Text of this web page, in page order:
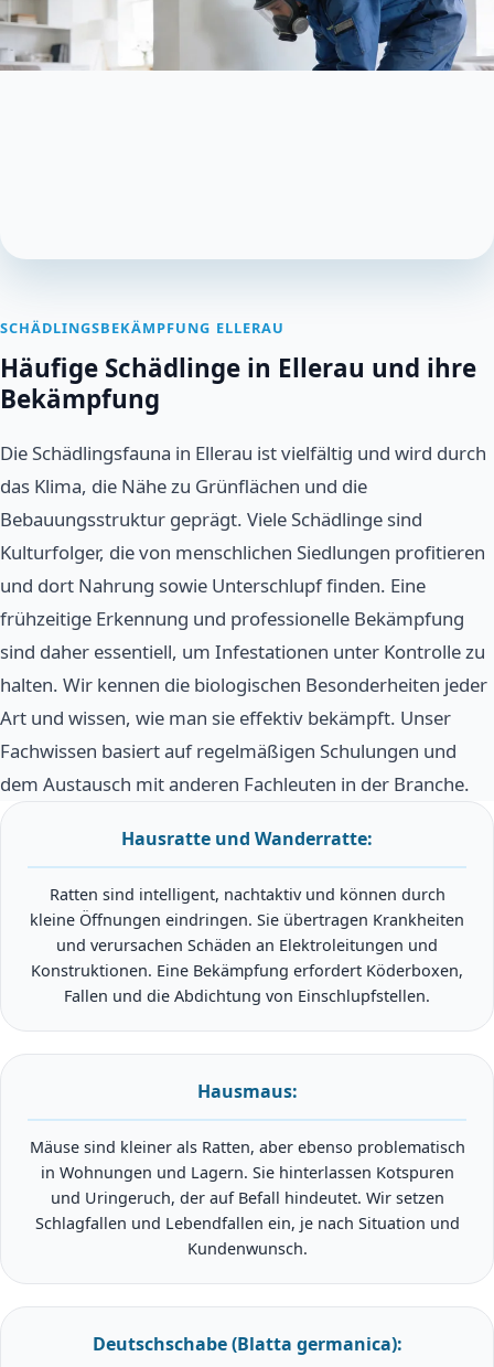
SCHÄDLINGSBEKÄMPFUNG ELLERAU
Häufige Schädlinge in Ellerau und ihre
Bekämpfung
Die Schädlingsfauna in Ellerau ist vielfältig und wird durch
das Klima, die Nähe zu Grünflächen und die
Bebauungsstruktur geprägt. Viele Schädlinge sind
Kulturfolger, die von menschlichen Siedlungen profitieren
und dort Nahrung sowie Unterschlupf finden. Eine
frühzeitige Erkennung und professionelle Bekämpfung
sind daher essentiell, um Infestationen unter Kontrolle zu
halten. Wir kennen die biologischen Besonderheiten jeder
Art und wissen, wie man sie effektiv bekämpft. Unser
Fachwissen basiert auf regelmäßigen Schulungen und
dem Austausch mit anderen Fachleuten in der Branche.
Hausratte und Wanderratte:
Ratten sind intelligent, nachtaktiv und können durch
kleine Öffnungen eindringen. Sie übertragen Krankheiten
und verursachen Schäden an Elektroleitungen und
Konstruktionen. Eine Bekämpfung erfordert Köderboxen,
Fallen und die Abdichtung von Einschlupfstellen.
Hausmaus:
Mäuse sind kleiner als Ratten, aber ebenso problematisch
in Wohnungen und Lagern. Sie hinterlassen Kotspuren
und Uringeruch, der auf Befall hindeutet. Wir setzen
Schlagfallen und Lebendfallen ein, je nach Situation und
Kundenwunsch.
Deutschschabe (Blatta germanica):